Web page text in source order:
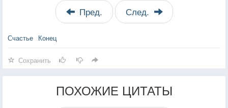
Пред. След.
Счастье Конец
Сохранить
ПОХОЖИЕ ЦИТАТЫ